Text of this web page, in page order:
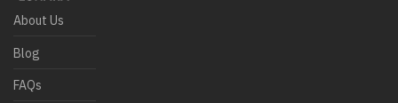
About Us
Blog
FAQs